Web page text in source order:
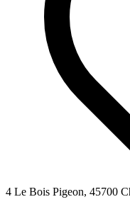
4 Le Bois Pigeon, 45700